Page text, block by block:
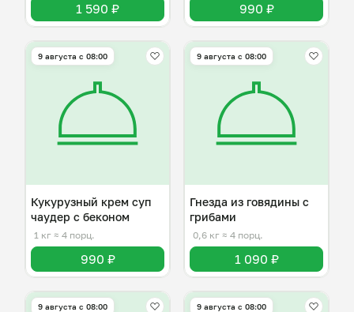
1 590 ₽ 990 ₽
9 августа с 08:00
Кукурузный крем суп
чаудер с беконом
1 кг ≈ 4 порц.
990 ₽
9 августа с 08:00
Гнезда из говядины с
грибами
0,6 кг ≈ 4 порц.
1 090 ₽
9 августа с 08:00 9 августа с 08:00